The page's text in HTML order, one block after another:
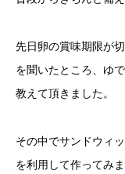
先日卵の賞味期限が
を聞いたところ、ゆ
教えて頂きました。
その中でサンドウィ
を利用して作ってみ